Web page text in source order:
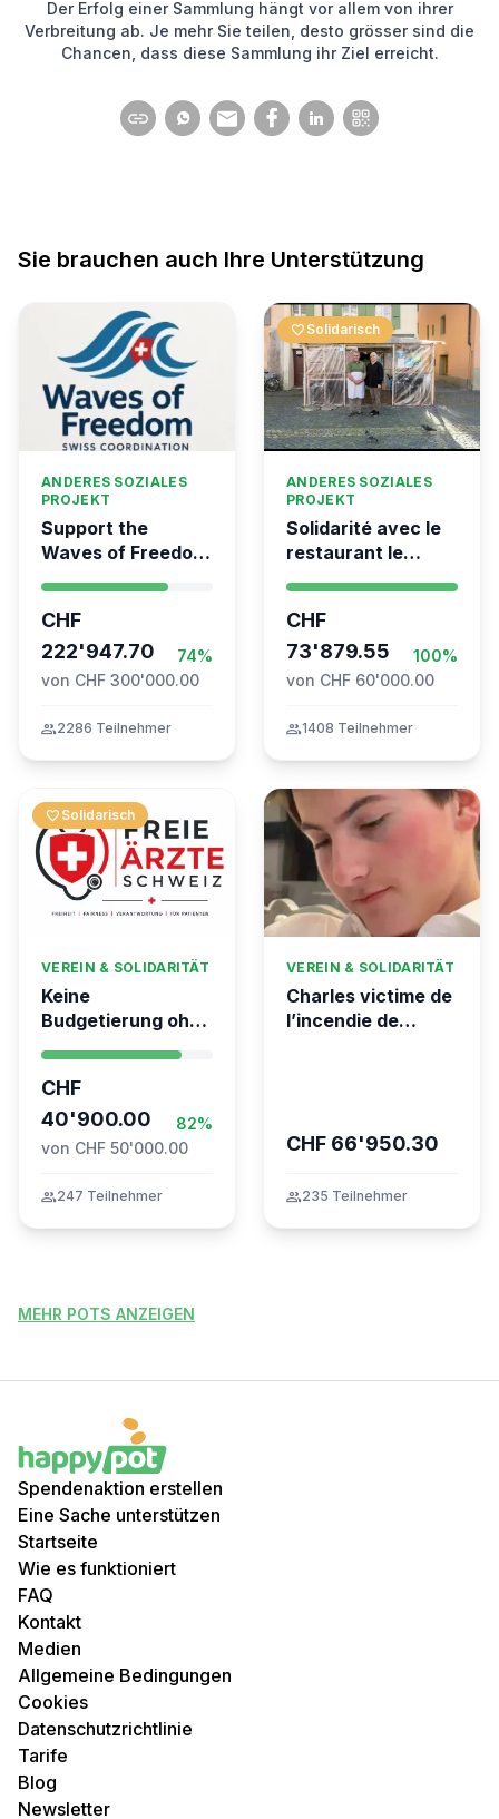
Der Erfolg einer Sammlung hängt vor allem von ihrer
Verbreitung ab. Je mehr Sie teilen, desto grösser sind die
Chancen, dass diese Sammlung ihr Ziel erreicht.
Sie brauchen auch Ihre Unterstützung
ANDERES SOZIALES
PROJEKT
Support the
Waves of Freedom
the Global
Movement to Gaza
CHF
222'947.70
74%
von CHF 300'000.00
group2286 Teilnehmer
favorite Solidarisch
ANDERES SOZIALES
PROJEKT
Solidarité avec le
restaurant le
CHF
73'879.55
100%
von CHF 60'000.00
group1408 Teilnehmer
favorite Solidarisch
VEREIN & SOLIDARITÄT
Keine
Budgetierung ohne
Höchstgrenze
unabhängig prüfen
CHF
40'900.00
82%
von CHF 50'000.00
group247 Teilnehmer
VEREIN & SOLIDARITÄT
Charles victime de
l’incendie de
CHF 66'950.30
group235 Teilnehmer
MEHR POTS ANZEIGEN
Spendenaktion erstellen
Eine Sache unterstützen
Startseite
Wie es funktioniert
FAQ
Kontakt
Medien
Allgemeine Bedingungen
Cookies
Datenschutzrichtlinie
Tarife
Blog
Newsletter